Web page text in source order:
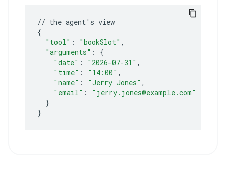
// the agent' s
{
"tool" : "bookSlot"
"arguments" :
{
"date" : "2026-07-31"
"time" : "14:00"
"name" : "Jerry Jones"
"email" :
"jerry.jones@example.com"
}
}